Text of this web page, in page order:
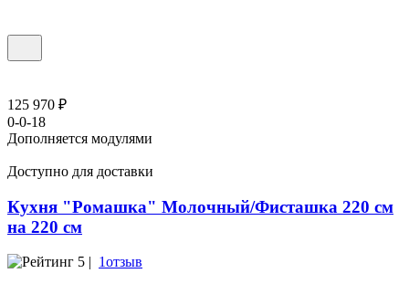
125 970 ₽
0-0-18
Дополняется модулями
Доступно для доставки
Кухня "Ромашка" Молочный/Фисташка 220 см
на 220 см
5 | 1отзыв